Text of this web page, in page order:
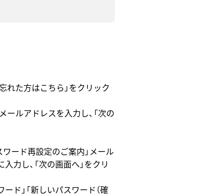
れた方はこちら」をクリック
ルアドレスを入力し、「次の
ード再設定のご案内」メール
力し、「次の画面へ」をクリ
ド」「新しいパスワード（確